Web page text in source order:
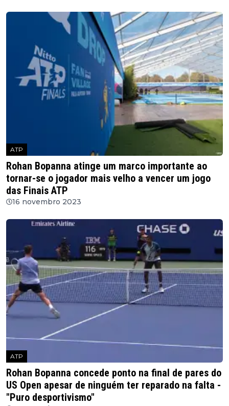
ATP
Rohan Bopanna atinge um marco importante ao
tornar-se o jogador mais velho a vencer um jogo
das Finais ATP
16 novembro 2023
ATP
Rohan Bopanna concede ponto na final de pares do
US Open apesar de ninguém ter reparado na falta -
"Puro desportivismo"